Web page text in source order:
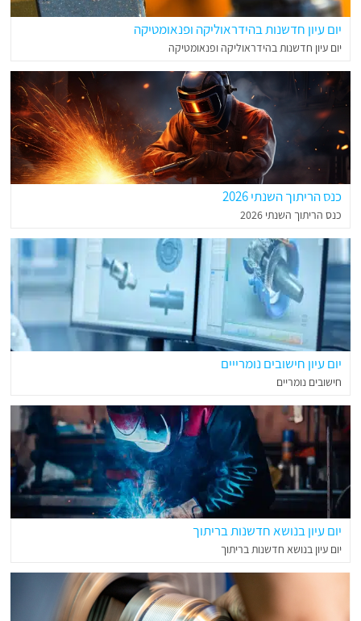
יום עיון חדשנות בהידראוליקה ופנאומטיקה
יום עיון חדשנות בהידראוליקה ופנאומטיקה
כנס הריתוך השנתי 2026
כנס הריתוך השנתי 2026
יום עיון חישובים נומרייים
חישובים נומריים
יום עיון בנושא חדשנות בריתוך
יום עיון בנושא חדשנות בריתוך